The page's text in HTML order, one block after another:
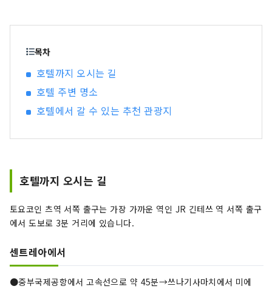
지 차로 약 10분 ★ 도바 수족관 차로 약 1 시간 ★
마츠자카 시내 차로 약 40분 ★나바나노사토・재
즈 드림 나가시마 차로 약 1시간 ★이가류 닌자 박
물관 차로 약 1시간 ★오와시시 차로 약 1시간 30
목차
호텔까지 오시는 길
호텔 주변 명소
호텔에서 갈 수 있는 추천 관광지
호텔까지 오시는 길
토요코인 츠역 서쪽 출구는 가장 가까운 역인 JR 긴테쓰 역 서쪽 출구
에서 도보로 3분 거리에 있습니다.
센트레아에서
●중부국제공항에서 고속선으로 약 45분→쓰나기사마치에서 미에